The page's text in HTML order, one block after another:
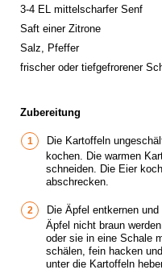
3-4 EL mittelscharfer Senf
Saft einer Zitrone
Salz, Pfeffer
frischer oder tiefgefrorener
Zubereitung
Die Kartoffeln
kochen. Die warmen
schneiden. Die Eier
abschrecken.
Die Äpfel entkernen
Äpfel nicht braun
oder sie in eine Schale
schälen, fein hacken
unter die Kartoffeln